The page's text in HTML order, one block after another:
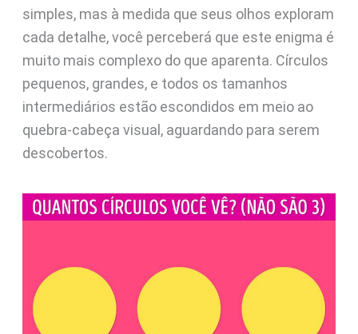
simples, mas à medida que seus olhos exploram
cada detalhe, você perceberá que este enigma é
muito mais complexo do que aparenta. Círculos
pequenos, grandes, e todos os tamanhos
intermediários estão escondidos em meio ao
quebra-cabeça visual, aguardando para serem
descobertos.